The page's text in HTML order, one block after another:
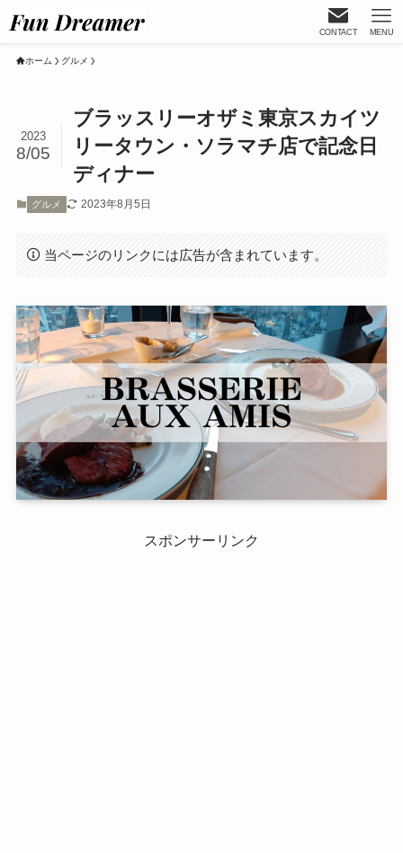
CONTACT MENU
ホーム グルメ
ブラッスリーオザミ東京スカイツ
リータウン・ソラマチ店で記念日
ディナー
2023
8/05
グルメ 2023年8月5日
当ページのリンクには広告が含まれています。
スポンサーリンク